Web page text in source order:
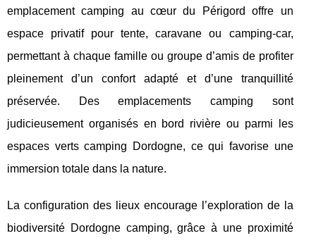
emplacement camping au cœur du Périgord offre un
espace privatif pour tente, caravane ou camping-car,
permettant à chaque famille ou groupe d’amis de profiter
pleinement d’un confort adapté et d’une tranquillité
préservée. Des emplacements camping sont
judicieusement organisés en bord rivière ou parmi les
espaces verts camping Dordogne, ce qui favorise une
immersion totale dans la nature.
La configuration des lieux encourage l’exploration de la
biodiversité Dordogne camping, grâce à une proximité